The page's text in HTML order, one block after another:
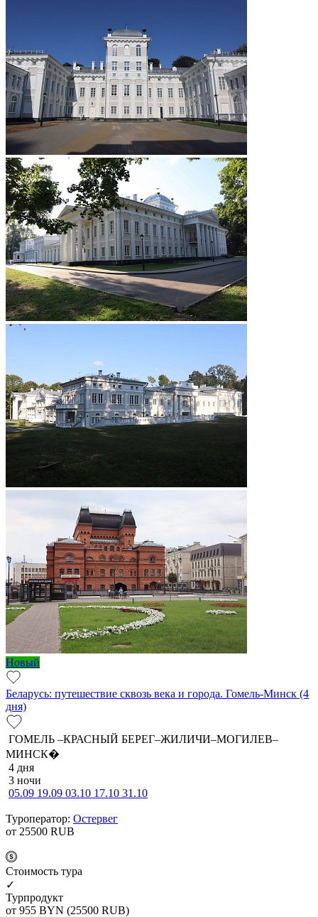
Новый
Беларусь: путешествие сквозь века и города. Гомель-Минск (4
дня)
ГОМЕЛЬ –КРАСНЫЙ БЕРЕГ–ЖИЛИЧИ–МОГИЛЕВ–
МИНСК�
4 дня
3 ночи
05.09 19.09 03.10 17.10 31.10
Туроператор: Остервег
от 25500 RUB
Cтоимость тура
✓
Турпродукт
от 955 BYN (25500 RUB)